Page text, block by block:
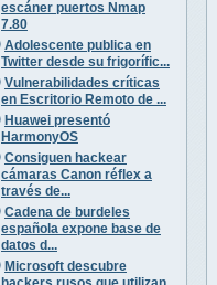
escáner puertos Nmap
7.80
Adolescente publica en
Twitter desde su frigorífic...
Vulnerabilidades críticas
en Escritorio Remoto de ...
Huawei presentó
HarmonyOS
Consiguen hackear
cámaras Canon réflex a
través de...
Cadena de burdeles
española expone base de
datos d...
Microsoft descubre